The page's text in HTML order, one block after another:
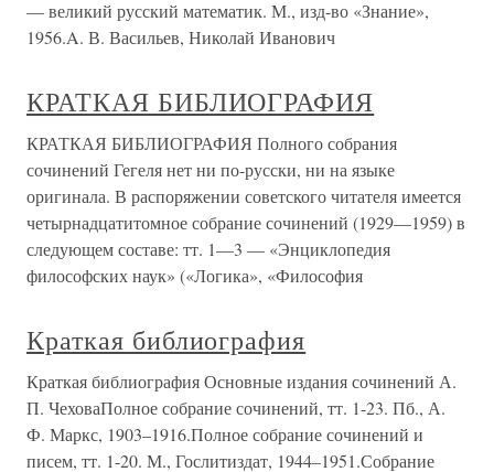
— великий русский математик. М., изд-во «Знание»,
1956.A. В. Васильев, Николай Иванович
КРАТКАЯ БИБЛИОГРАФИЯ
КРАТКАЯ БИБЛИОГРАФИЯ Полного собрания
сочинений Гегеля нет ни по-русски, ни на языке
оригинала. В распоряжении советского читателя имеется
четырнадцатитомное собрание сочинений (1929—1959) в
следующем составе: тт. 1—3 — «Энциклопедия
философских наук» («Логика», «Философия
Краткая библиография
Краткая библиография Основные издания сочинений А.
П. ЧеховаПолное собрание сочинений, тт. 1-23. Пб., А.
Ф. Маркс, 1903–1916.Полное собрание сочинений и
писем, тт. 1-20. М., Гослитиздат, 1944–1951.Собрание